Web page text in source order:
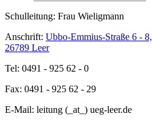
Schulleitung: Frau Wieligmann
Anschrift: Ubbo-Emmius-Straße 6 - 8,
26789 Leer
Tel: 0491 - 925 62 - 0
Fax: 0491 - 925 62 - 29
E-Mail: leitung (_at_) ueg-leer.de